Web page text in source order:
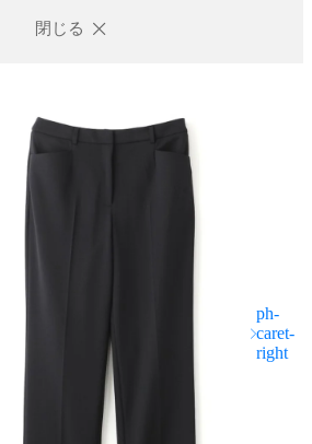
閉じる